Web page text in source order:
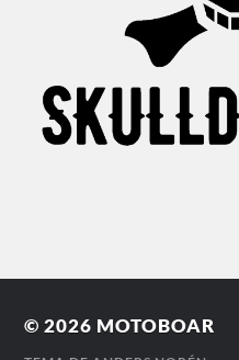
© 2026 MOTOBOAR